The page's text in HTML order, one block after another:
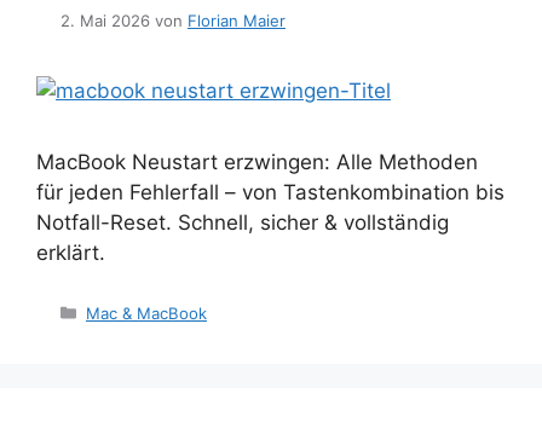
2. Mai 2026 von Florian Maier
MacBook Neustart erzwingen: Alle Methoden
für jeden Fehlerfall – von Tastenkombination bis
Notfall-Reset. Schnell, sicher & vollständig
erklärt.
Kategorien
Mac & MacBook